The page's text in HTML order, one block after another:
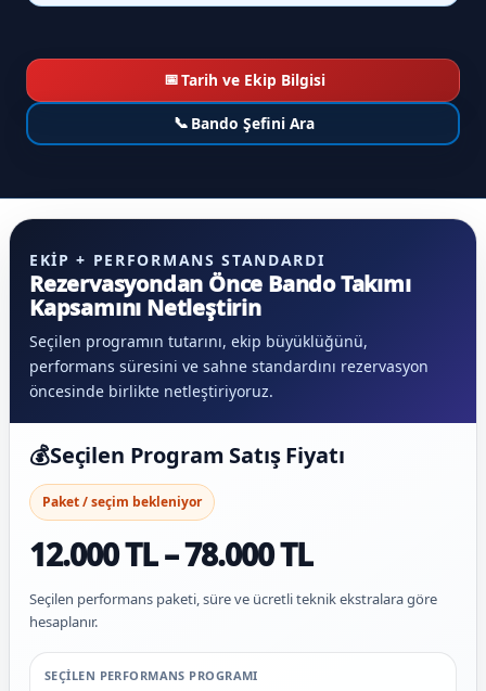
📅Tarih ve Ekip Bilgisi
📞 Bando Şefini Ara
EKIP + PERFORMANS STANDARDI
Rezervasyondan Önce Bando Takımı
Kapsamını Netleştirin
Seçilen programın tutarını, ekip büyüklüğünü,
performans süresini ve sahne standardını rezervasyon
öncesinde birlikte netleştiriyoruz.
💰Seçilen Program Satış Fiyatı
Paket / seçim bekleniyor
12.000 TL – 78.000 TL
Seçilen performans paketi, süre ve ücretli teknik ekstralara göre
hesaplanır.
SEÇILEN PERFORMANS PROGRAMI